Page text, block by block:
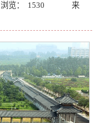
浏览： 1530
来